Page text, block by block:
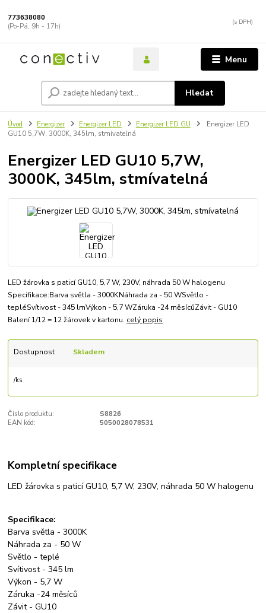
Menu
Hledat
773638080
(Po-Pá, 9h - 17h)
Úvod Energizer Energizer LED Energizer LED GU
Energizer LED
GU10 5,7W, 3000K, 345lm, stmívatelná
Energizer LED GU10 5,7W,
3000K, 345lm, stmívatelná
LED žárovka s paticí GU10, 5,7 W, 230V, náhrada 50 W halogenu
Specifikace:Barva světla - 3000KNáhrada za - 50 WSvětlo -
tepléSvítivost - 345 lmVýkon - 5,7 WZáruka -24 měsícůZávit - GU10
Balení 1/12 = 12 žárovek v kartonu. celý popis
Dostupnost Skladem
/ks
Číslo produktu:
S8826
EAN kód:
5050028078531
Kompletní specifikace
LED žárovka s paticí GU10, 5,7 W, 230V, náhrada 50 W halogenu
Specifikace:
Barva světla - 3000K
Náhrada za - 50 W
Světlo - teplé
Svítivost - 345 lm
Výkon - 5,7 W
Záruka -24 měsíců
Závit - GU10